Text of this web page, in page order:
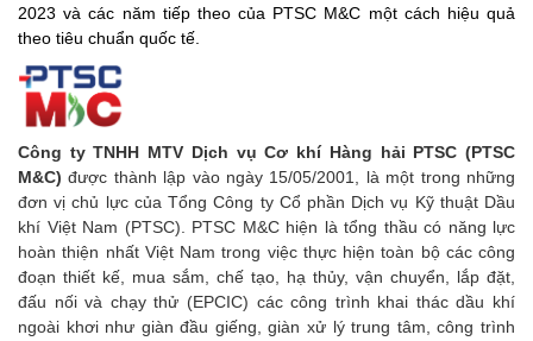
2023 và các năm tiếp theo của PTSC M&C một cách hiệu quả
theo tiêu chuẩn quốc tế.
Công ty TNHH MTV Dịch vụ Cơ khí Hàng hải PTSC (PTSC
M&C) được thành lập vào ngày 15/05/2001, là một trong những
đơn vị chủ lực của Tổng Công ty Cổ phần Dịch vụ Kỹ thuật Dầu
khí Việt Nam (PTSC). PTSC M&C hiện là tổng thầu có năng lực
hoàn thiện nhất Việt Nam trong việc thực hiện toàn bộ các công
đoạn thiết kế, mua sắm, chế tạo, hạ thủy, vận chuyển, lắp đặt,
đấu nối và chạy thử (EPCIC) các công trình khai thác dầu khí
ngoài khơi như giàn đầu giếng, giàn xử lý trung tâm, công trình